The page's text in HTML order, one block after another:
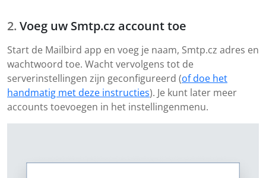
Voeg uw Smtp.cz account toe
Start de Mailbird app en voeg je naam, Smtp.cz adres en
wachtwoord toe. Wacht vervolgens tot de
serverinstellingen zijn geconfigureerd (of doe het
handmatig met deze instructies). Je kunt later meer
accounts toevoegen in het instellingenmenu.